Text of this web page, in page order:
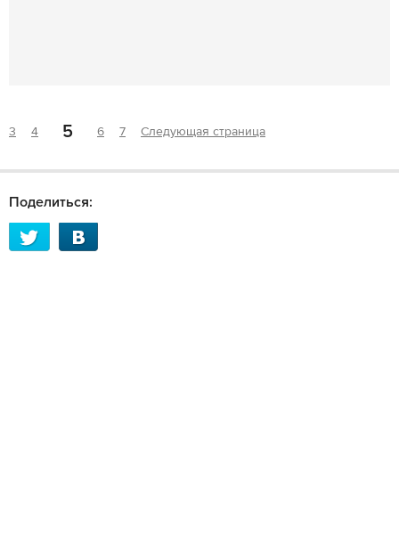
3 4 5 6 7 Следующая страница
Поделиться: